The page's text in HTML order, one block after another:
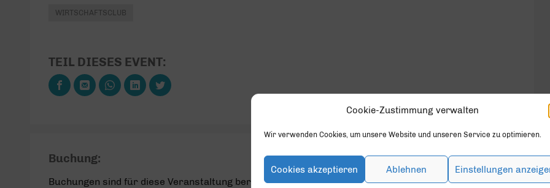
Cookie-Zustimmung verwalten
Wir verwenden Cookies, um unsere Website und unseren Service zu optimieren.
Cookies akzeptieren Ablehnen Einstellungen
WIRTSCHAFTSCLUB
TEIL DIESES EVENT:
Buchung:
Buchungen sind für diese Veranstaltung bereits geschlossen.